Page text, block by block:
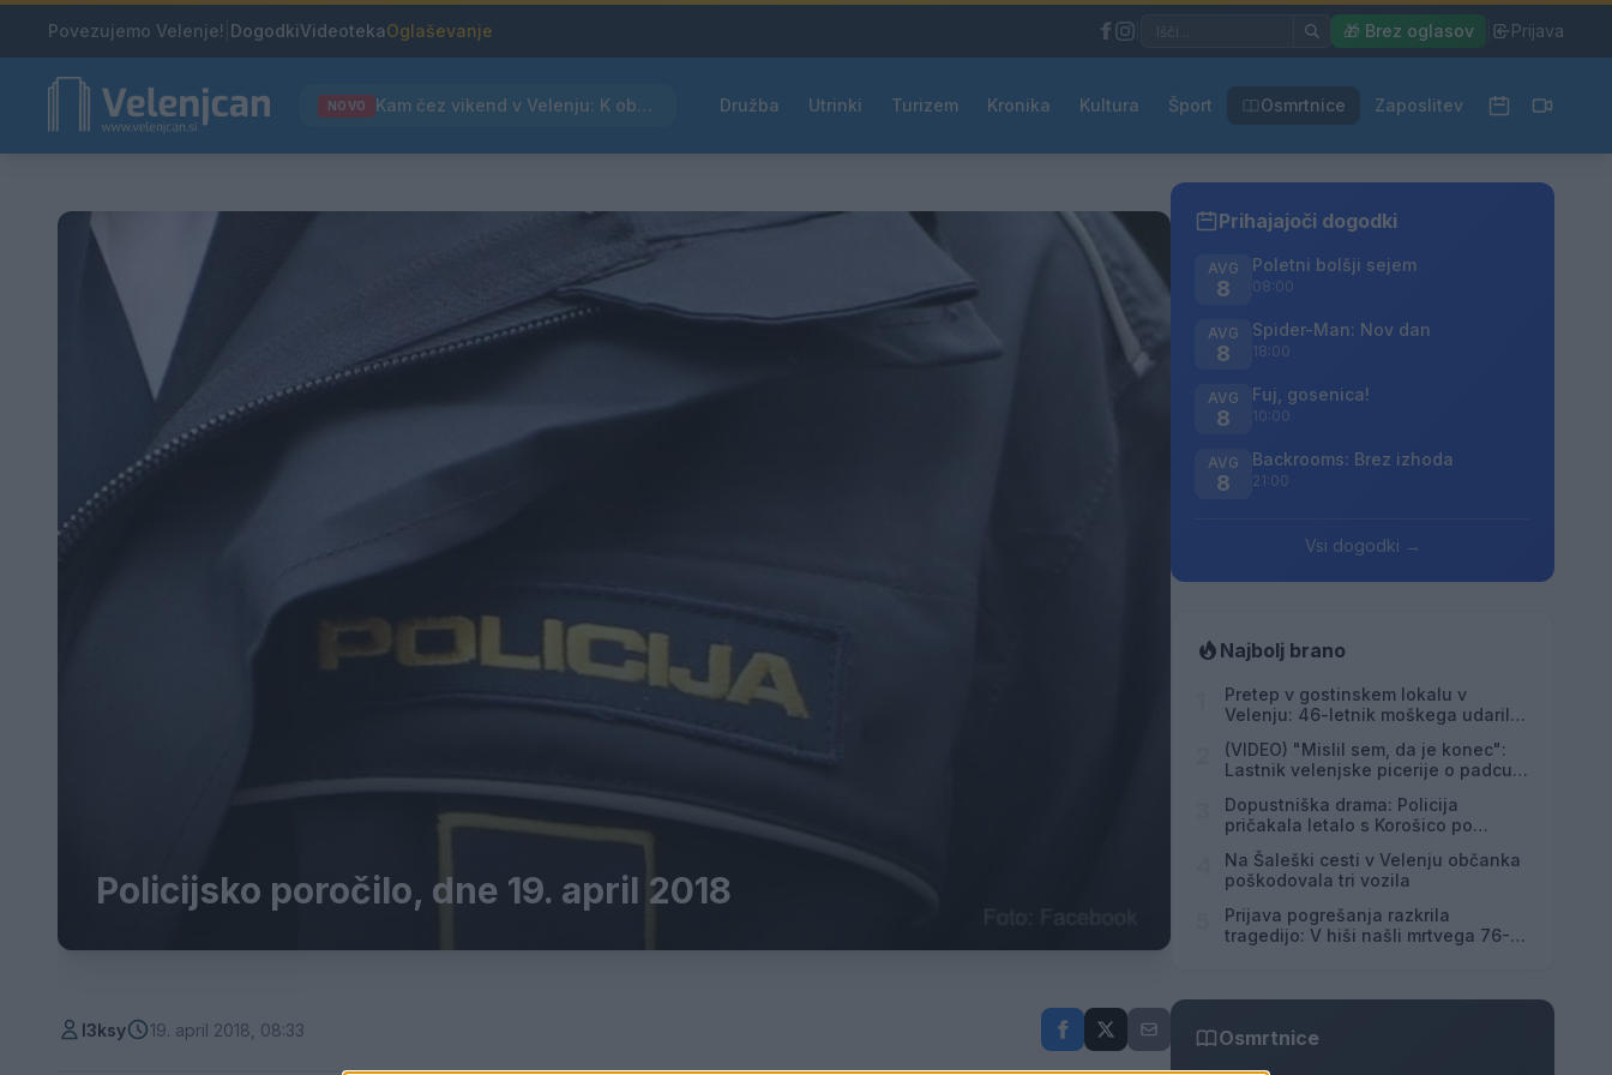
Povezujemo Velenje! DogodkiVideotekaOglaševanje 🎁 Brez oglasov Prijava
NOVO Kam čez vikend v Velenju: K obisku vabi Poletni bolšji sejem Družba Utrinki Turizem Kronika Kultura Šport Osmrtnice Zaposlitev
Policijsko poročilo, dne 19. april 2018
l3ksy 19. april 2018, 08:33
Prihajajoči dogodki
AVG
8
Poletni bolšji sejem
08:00
AVG
8
Spider-Man: Nov dan
18:00
AVG
8
Fuj, gosenica!
10:00
AVG
8
Backrooms: Brez izhoda
21:00
Vsi dogodki →
Najbolj brano
Pretep v gostinskem lokalu v
Velenju: 46-letnik moškega udaril s
(VIDEO) "Mislil sem, da je konec":
Lastnik velenjske picerije o padcu s
Dopustniška drama: Policija
pričakala letalo s Korošico po
Na Šaleški cesti v Velenju občanka
poškodovala tri vozila
Prijava pogrešanja razkrila
tragedijo: V hiši našli mrtvega 76-
Osmrtnice